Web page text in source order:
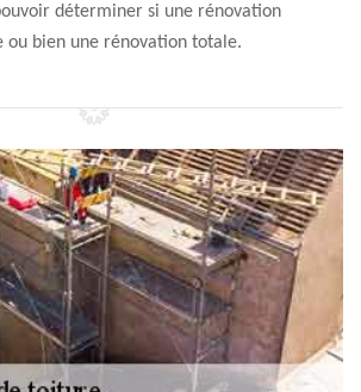
déterminer si une rénovation
bien une rénovation totale.